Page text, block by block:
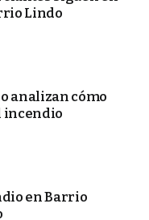
Lindo
analizan cómo
incendio
en Barrio